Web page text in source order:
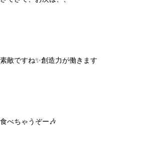
素敵ですね✨創造力が働きます
食べちゃうぞー🎶